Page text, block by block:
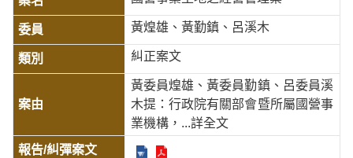
黃煌雄、黃勤鎮、呂溪木
糾正案文
黃委員煌雄、黃委員勤鎮、呂委員溪
木提：行政院有關部會暨所屬國營事
業機構， ...詳全文